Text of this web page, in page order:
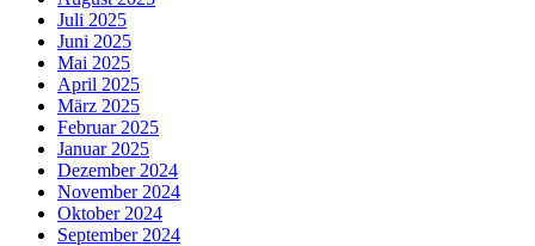
Juli 2025
Juni 2025
Mai 2025
April 2025
März 2025
Februar 2025
Januar 2025
Dezember 2024
November 2024
Oktober 2024
September 2024